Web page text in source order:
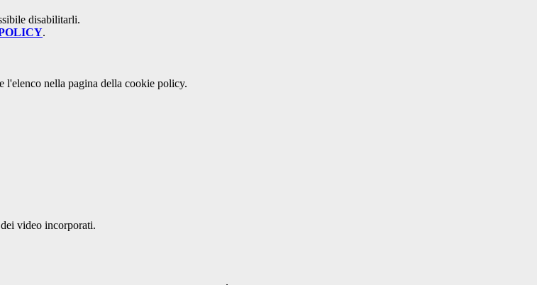
disabilitarli.
.
l'elenco nella pagina della cookie policy.
video incorporati.